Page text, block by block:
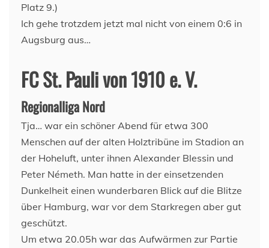
Platz 9.)
Ich gehe trotzdem jetzt mal nicht von einem 0:6 in
Augsburg aus…
FC St. Pauli von 1910 e. V.
Regionalliga Nord
Tja… war ein schöner Abend für etwa 300
Menschen auf der alten Holztribüne im Stadion an
der Hoheluft, unter ihnen Alexander Blessin und
Peter Németh. Man hatte in der einsetzenden
Dunkelheit einen wunderbaren Blick auf die Blitze
über Hamburg, war vor dem Starkregen aber gut
geschützt.
Um etwa 20.05h war das Aufwärmen zur Partie